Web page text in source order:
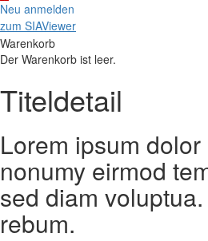
Neu anmelden
zum SIAViewer
Warenkorb
Der Warenkorb ist leer.
Titeldetail
Lorem ipsum
nonumy eirmod
sed diam
rebum.